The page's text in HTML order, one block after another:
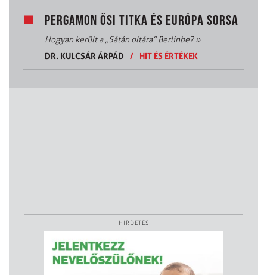
PERGAMON ŐSI TITKA ÉS EURÓPA SORSA
Hogyan került a „Sátán oltára” Berlinbe?»
DR. KULCSÁR ÁRPÁD
/ HIT ÉS ÉRTÉKEK
HIRDETÉS